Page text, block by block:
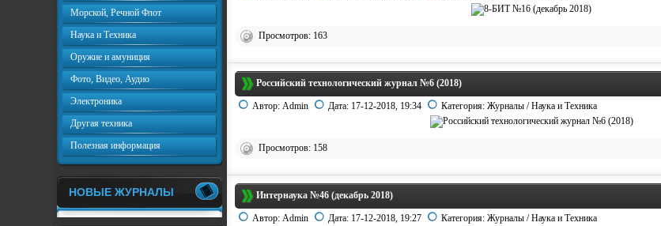
Просмотров: 163
Российский технологический журнал №6 (2018)
Автор:Admin Дата: 17-12-2018, 19:34 Категория:Журналы /Наука и Техника
Просмотров: 158
Интернаука №46 (декабрь 2018)
Автор:Admin Дата: 17-12-2018, 19:27 Категория:Журналы /Наука и Техника
Морской, Речной Флот
Наука и Техника
Оружие и амуниция
Фото, Видео, Аудио
Электроника
Другая техника
Полезная информация
НОВЫЕ ЖУРНАЛЫ